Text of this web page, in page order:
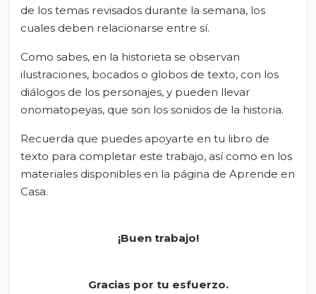
de los temas revisados durante la semana, los
cuales deben relacionarse entre sí.
Como sabes, en la historieta se observan
ilustraciones, bocados o globos de texto, con los
diálogos de los personajes, y pueden llevar
onomatopeyas, que son los sonidos de la historia.
Recuerda que puedes apoyarte en tu libro de
texto para completar este trabajo, así como en los
materiales disponibles en la página de Aprende en
Casa.
¡Buen trabajo!
Gracias por tu esfuerzo.